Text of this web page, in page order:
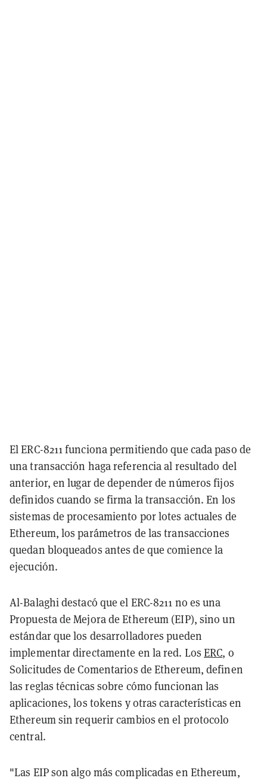
El ERC-8211 funciona permitiendo que cada paso de
una transacción haga referencia al resultado del
anterior, en lugar de depender de números fijos
definidos cuando se firma la transacción. En los
sistemas de procesamiento por lotes actuales de
Ethereum, los parámetros de las transacciones
quedan bloqueados antes de que comience la
ejecución.
Al-Balaghi destacó que el ERC-8211 no es una
Propuesta de Mejora de Ethereum (EIP), sino un
estándar que los desarrolladores pueden
implementar directamente en la red. LosERC, o
Solicitudes de Comentarios de Ethereum, definen
las reglas técnicas sobre cómo funcionan las
aplicaciones, los tokens y otras características en
Ethereum sin requerir cambios en el protocolo
central.
"Las EIP son algo más complicadas en Ethereum,